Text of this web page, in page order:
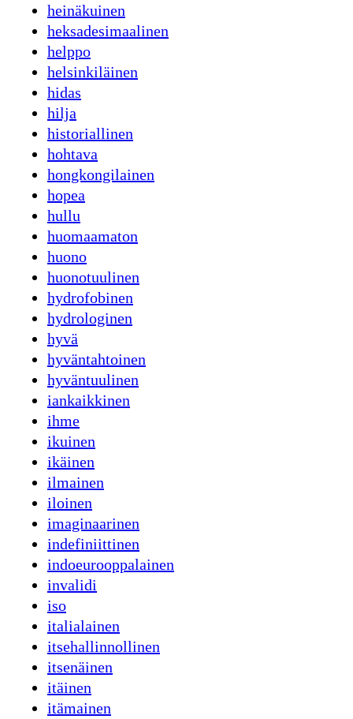
heinäkuinen
heksadesimaalinen
helppo
helsinkiläinen
hidas
hilja
historiallinen
hohtava
hongkongilainen
hopea
hullu
huomaamaton
huono
huonotuulinen
hydrofobinen
hydrologinen
hyvä
hyväntahtoinen
hyväntuulinen
iankaikkinen
ihme
ikuinen
ikäinen
ilmainen
iloinen
imaginaarinen
indefiniittinen
indoeurooppalainen
invalidi
iso
italialainen
itsehallinnollinen
itsenäinen
itäinen
itämainen